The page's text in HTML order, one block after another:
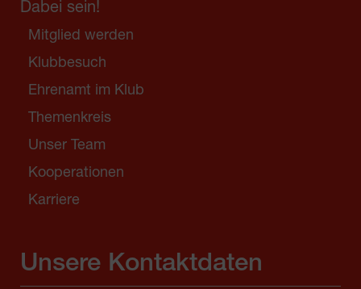
Dabei sein!
Mitglied werden
Klubbesuch
Ehrenamt im Klub
Themenkreis
Unser Team
Kooperationen
Karriere
Unsere Kontaktdaten